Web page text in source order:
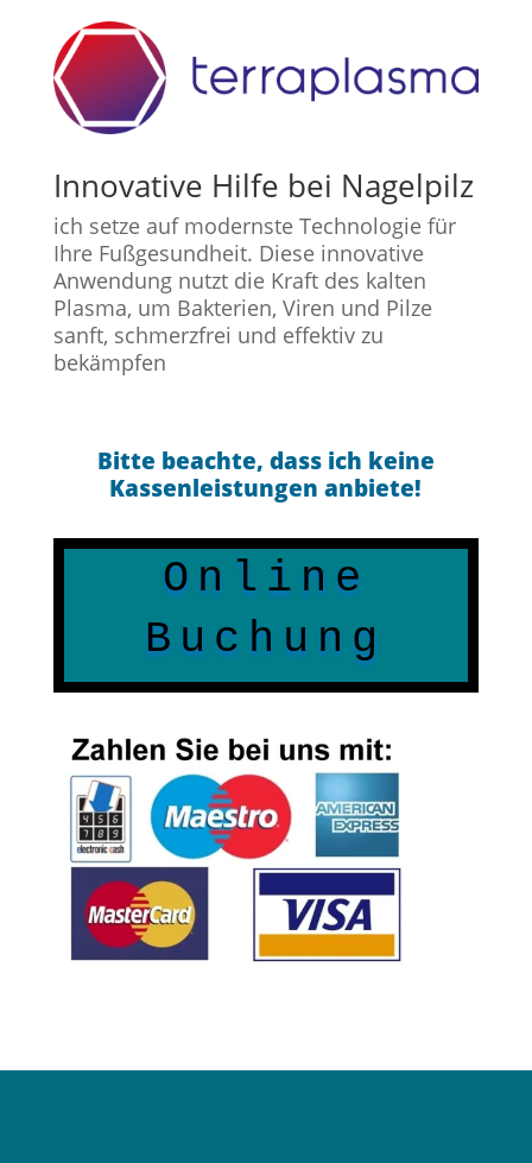
Innovative Hilfe bei Nagelpilz
ich setze auf modernste Technologie für
Ihre Fußgesundheit. Diese innovative
Anwendung nutzt die Kraft des kalten
Plasma, um Bakterien, Viren und Pilze
sanft, schmerzfrei und effektiv zu
bekämpfen
Bitte beachte, dass ich keine
Kassenleistungen anbiete!
Online
Buchung